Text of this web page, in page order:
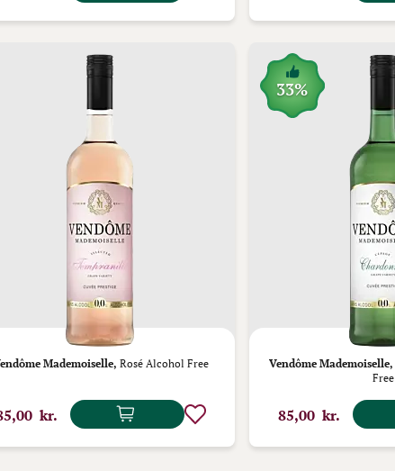
Mademoiselle, Rosé Alcohol Free
kr.
33%
Vendôme Mademoiselle,
Free
85,00 kr.